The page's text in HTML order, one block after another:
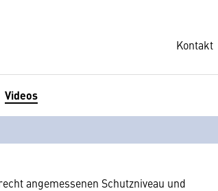
Kontakt
Videos
angemessenen Schutzniveau und